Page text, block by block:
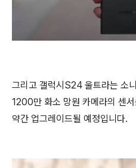
그리고 갤럭시S24 울트라는 소
1200만 화소 망원 카메라의 센
약간 업그레이드될 예정입니다.